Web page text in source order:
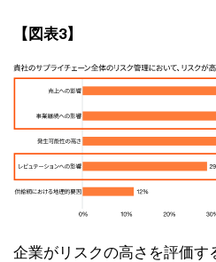
【図表3】
企業がリスクの高さを評価す